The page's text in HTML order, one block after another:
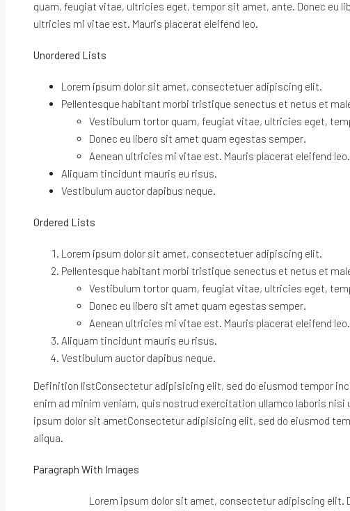
quam, feugiat vitae, ultricies eget, tempor sit amet, ante. Donec eu
ultricies mi vitae est. Mauris placerat eleifend leo.
Unordered Lists
Lorem ipsum dolor sit amet, consectetuer adipiscing elit.
Pellentesque habitant morbi tristique senectus et netus et
Vestibulum tortor quam, feugiat vitae, ultricies eget,
Donec eu libero sit amet quam egestas semper.
Aenean ultricies mi vitae est. Mauris placerat eleifend leo.
Aliquam tincidunt mauris eu risus.
Vestibulum auctor dapibus neque.
Ordered Lists
Lorem ipsum dolor sit amet, consectetuer adipiscing elit.
Pellentesque habitant morbi tristique senectus et netus et
Vestibulum tortor quam, feugiat vitae, ultricies eget,
Donec eu libero sit amet quam egestas semper.
Aenean ultricies mi vitae est. Mauris placerat eleifend leo.
Aliquam tincidunt mauris eu risus.
Vestibulum auctor dapibus neque.
Definition listConsectetur adipisicing elit, sed do eiusmod tempor
enim ad minim veniam, quis nostrud exercitation ullamco laboris nisi
ipsum dolor sit ametConsectetur adipisicing elit, sed do eiusmod
aliqua.
Paragraph With Images
Lorem ipsum dolor sit amet, consectetur adipiscing elit.